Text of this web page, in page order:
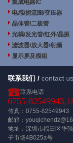
集成电路IC
电感/扼流圈/变压器
晶体管/二极管
光耦/发光管/红外/晶振
滤波器/放大器/射频
显示屏及模组
联系我们 / contact us
联系电话
0755-
传真：0755-82549943
邮箱：
地址：深圳市福田区华
子市场4B025a号